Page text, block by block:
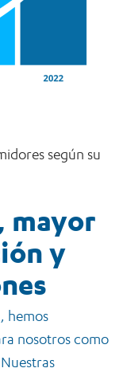
según su
mayor
y
hemos
nosotros como